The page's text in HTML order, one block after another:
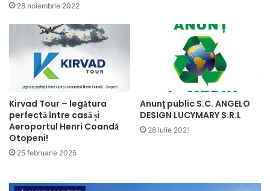
28 noiembrie 2022
Kirvad Tour – legătura
perfectă între casă și
Aeroportul Henri Coandă
Otopeni!
25 februarie 2025
Anunţ public S.C. ANGELO
DESIGN LUCYMARY S.R.L
28 iulie 2021